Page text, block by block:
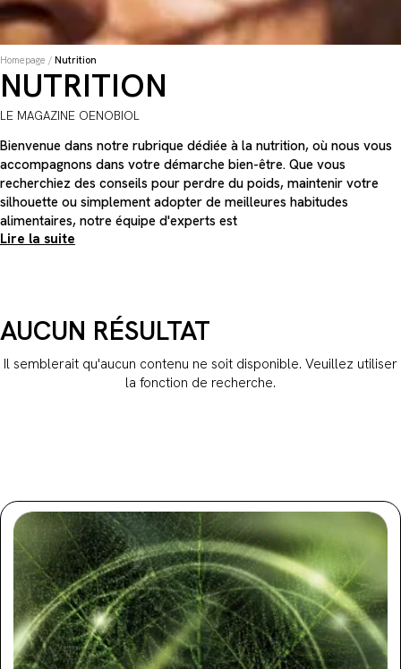
Homepage / Nutrition
NUTRITION
LE MAGAZINE OENOBIOL
Bienvenue dans notre rubrique dédiée à la nutrition, où nous vous
accompagnons dans votre démarche bien-être. Que vous
recherchiez des conseils pour perdre du poids, maintenir votre
silhouette ou simplement adopter de meilleures habitudes
alimentaires, notre équipe d'experts est
Lire la suite
AUCUN RÉSULTAT
Il semblerait qu'aucun contenu ne soit disponible. Veuillez utiliser
la fonction de recherche.